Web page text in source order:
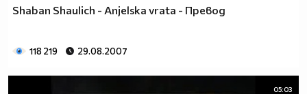
Shaban Shaulich - Anjelska vrata - Превод
118 219 29.08.2007
05:03